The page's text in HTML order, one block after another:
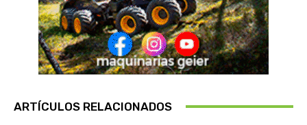
ARTÍCULOS RELACIONADOS